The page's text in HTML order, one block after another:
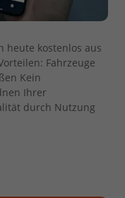
heute kostenlos aus
Fahrzeuge
Kein
Ihrer
durch Nutzung